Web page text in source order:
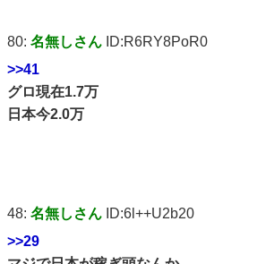
80: 名無しさん ID:R6RY8PoR0
>>41
グロ現在1.7万
日本今2.0万
48: 名無しさん ID:6l++U2b20
>>29